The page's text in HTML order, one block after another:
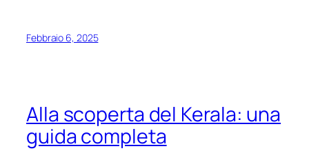
Febbraio 6, 2025
Alla scoperta del Kerala: una
guida completa